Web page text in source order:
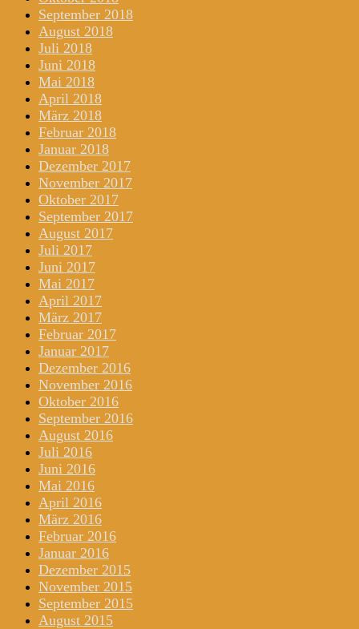
September 2018
August 2018
Juli 2018
Juni 2018
Mai 2018
April 2018
März 2018
Februar 2018
Januar 2018
Dezember 2017
November 2017
Oktober 2017
September 2017
August 2017
Juli 2017
Juni 2017
Mai 2017
April 2017
März 2017
Februar 2017
Januar 2017
Dezember 2016
November 2016
Oktober 2016
September 2016
August 2016
Juli 2016
Juni 2016
Mai 2016
April 2016
März 2016
Februar 2016
Januar 2016
Dezember 2015
November 2015
September 2015
August 2015